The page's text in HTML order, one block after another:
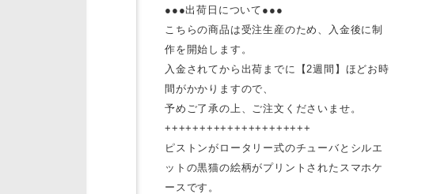
●●●出荷日について●●●
こちらの商品は受注生産のため、入金後に制
作を開始します。
入金されてから出荷までに【2週間】ほどお時
間がかかりますので、
予めご了承の上、ご注文くださいませ。
+++++++++++++++++++++
ピストンがロータリー式のチューバとシルエ
ットの黒猫の絵柄がプリントされたスマホケ
ースです。